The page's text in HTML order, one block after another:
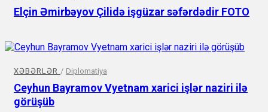
Elçin Əmirbəyov Çilidə işgüzar səfərdədir FOTO
XƏBƏRLƏR / Diplomatiya
Ceyhun Bayramov Vyetnam xarici işlər naziri ilə
görüşüb